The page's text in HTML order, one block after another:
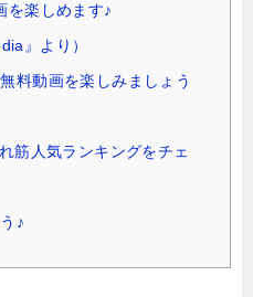
を楽しめます♪
』より）
料動画を楽しみましょう
筋人気ランキングをチェ
♪